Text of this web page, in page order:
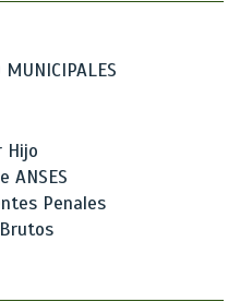
Hijo
ANSES
Penales